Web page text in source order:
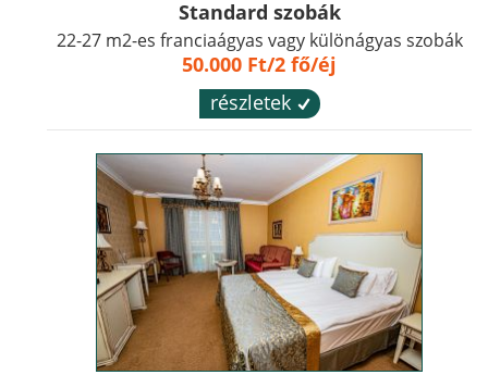
Standard szobák
22-27 m2-es franciaágyas vagy különágyas szobák
50.000 Ft/2 fő/éj
részletek ´